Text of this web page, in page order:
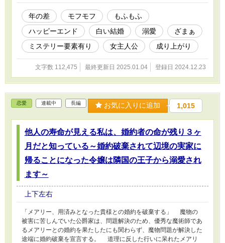
に輝かしい人生を歩んでいくまでの物語である。
年の差 モフモフ
もふもふ
ハッピーエンド
白い結婚 溺愛
ざまぁ
ミステリー要素有り
女主人公 成り上がり
文字数 112,475 最終更新日 2025.01.04 登録日 2024.12.23
恋愛 連載中 長編 お気に入りに追加 1,015
他人の寿命が見える私は、婚約者の命が残り３ヶ
月だと知っている～婚約破棄されて辺境の実家に
帰ることになった令嬢は隣国の王子から溺愛され
ます～
上下左右
「メアリー、用済みとなった貴様との婚約を破棄する」 魔物の
被害に苦しんでいた公爵家は、問題解決のため、優秀な魔術師であ
るメアリーとの婚約を果たしたにも関わらず、魔物問題が解決した
途端に婚約破棄を宣言する。 道理に反した行いに呆れたメアリ